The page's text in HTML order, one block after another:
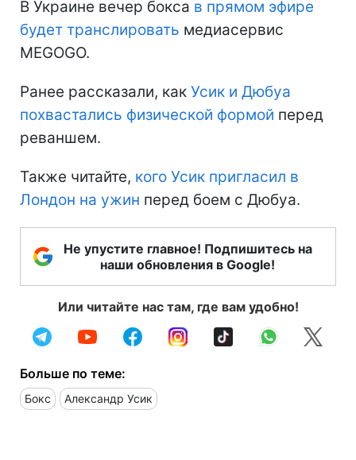
В Украине вечер бокса в прямом эфире
будет транслировать медиасервис
MEGOGO.
Ранее рассказали, как Усик и Дюбуа
похвастались физической формой перед
реваншем.
Также читайте, кого Усик пригласил в
Лондон на ужин перед боем с Дюбуа.
Не упустите главное! Подпишитесь на
наши обновления в Google!
Или читайте нас там, где вам удобно!
Больше по теме:
Бокс Александр Усик